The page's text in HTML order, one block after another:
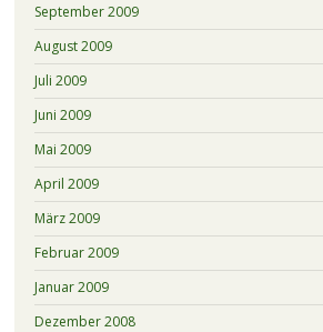
September 2009
August 2009
Juli 2009
Juni 2009
Mai 2009
April 2009
März 2009
Februar 2009
Januar 2009
Dezember 2008